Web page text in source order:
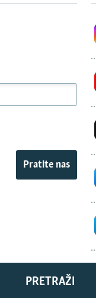
Pratite nas
PRETRAŽI